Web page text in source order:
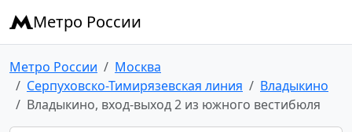
Метро России
Метро России
Москва
Серпуховско-Тимирязевская линия
Владыкино
Владыкино, вход-выход 2 из южного вестибюля